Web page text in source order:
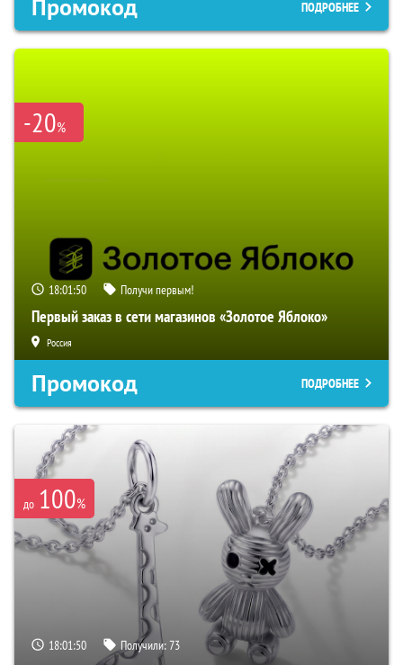
Промокод ПОДРОБНЕЕ
-20%
18:01:49 Получи первым!
Первый заказ в сети магазинов «Золотое Яблоко»
Россия
Промокод ПОДРОБНЕЕ
до 100%
18:01:49 Получили:73